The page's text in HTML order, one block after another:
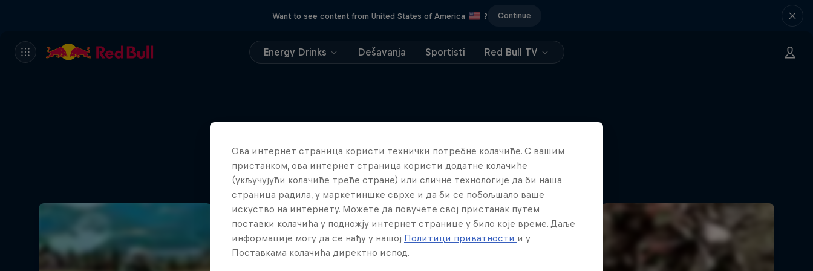
Want to see content from United States of America ? Continue
Energy Drinks Dešavanja Sportisti Red Bull TV
Više poput ovoga
Ова интернет страница користи технички потребне колачиће. С вашим
пристанком, ова интернет страница користи додатне колачиће
(укључујући колачиће треће стране) или сличне технологије да би наша
страница радила, у маркетиншке сврхе и да би се побољшало ваше
искуство на интернету. Можете да повучете свој пристанак путем
поставки колачића у подножју интернет странице у било које време. Даље
информације могу да се нађу у нашој Политици приватности и у
Поставкама колачића директно испод.